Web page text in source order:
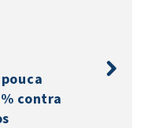
contra